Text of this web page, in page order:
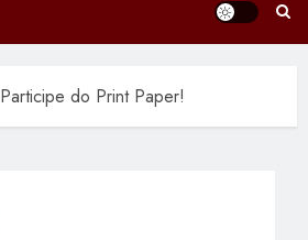
Participe do Print Paper!